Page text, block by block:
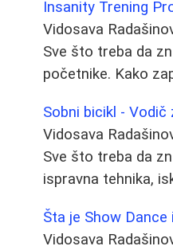
Insanity Trening
Vidosava
Sve što treba da
početnike. Kako
Sobni bicikl -
Vidosava
Sve što treba da
ispravna tehnika,
Šta je Show
Vidosava